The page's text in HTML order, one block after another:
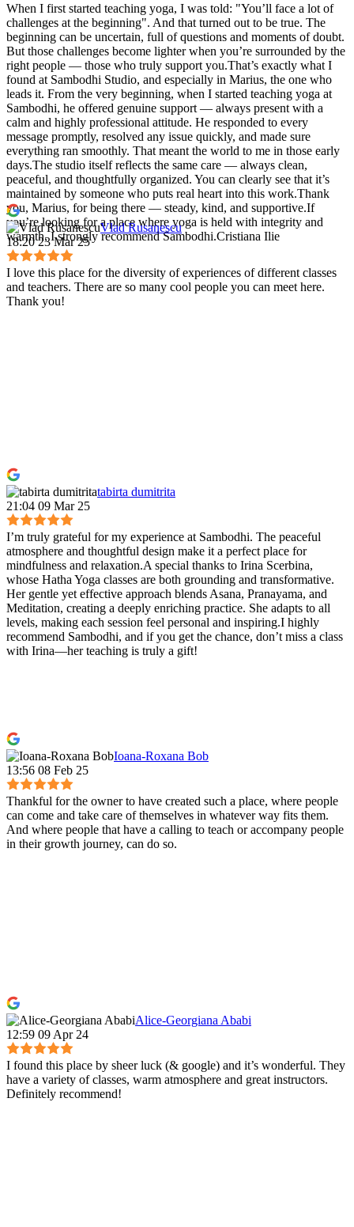
When I first started teaching yoga, I was told: "You’ll face a lot of
challenges at the beginning". And that turned out to be true. The
beginning can be uncertain, full of questions and moments of doubt.
But those challenges become lighter when you’re surrounded by the
right people — those who truly support you.That’s exactly what I
found at Sambodhi Studio, and especially in Marius, the one who
leads it. From the very beginning, when I started teaching yoga at
Sambodhi, he offered genuine support — always present with a
calm and highly professional attitude. He responded to every
message promptly, resolved any issue quickly, and made sure
everything ran smoothly. That meant the world to me in those early
days.The studio itself reflects the same care — always clean,
peaceful, and thoughtfully organized. You can clearly see that it’s
maintained by someone who puts real heart into this work.Thank
you, Marius, for being there — steady, kind, and supportive.If
you’re looking for a place where yoga is held with integrity and
warmth, I strongly recommend Sambodhi.Cristiana Ilie
Vlad Rusanescu
18:20 23 Mar 25
I love this place for the diversity of experiences of different classes
and teachers. There are so many cool people you can meet here.
Thank you!
tabirta dumitrita
21:04 09 Mar 25
I’m truly grateful for my experience at Sambodhi. The peaceful
atmosphere and thoughtful design make it a perfect place for
mindfulness and relaxation.A special thanks to Irina Scerbina,
whose Hatha Yoga classes are both grounding and transformative.
Her gentle yet effective approach blends Asana, Pranayama, and
Meditation, creating a deeply enriching practice. She adapts to all
levels, making each session feel personal and inspiring.I highly
recommend Sambodhi, and if you get the chance, don’t miss a class
with Irina—her teaching is truly a gift!
Ioana-Roxana Bob
13:56 08 Feb 25
Thankful for the owner to have created such a place, where people
can come and take care of themselves in whatever way fits them.
And where people that have a calling to teach or accompany people
in their growth journey, can do so.
Alice-Georgiana Ababi
12:59 09 Apr 24
I found this place by sheer luck (& google) and it’s wonderful. They
have a variety of classes, warm atmosphere and great instructors.
Definitely recommend!